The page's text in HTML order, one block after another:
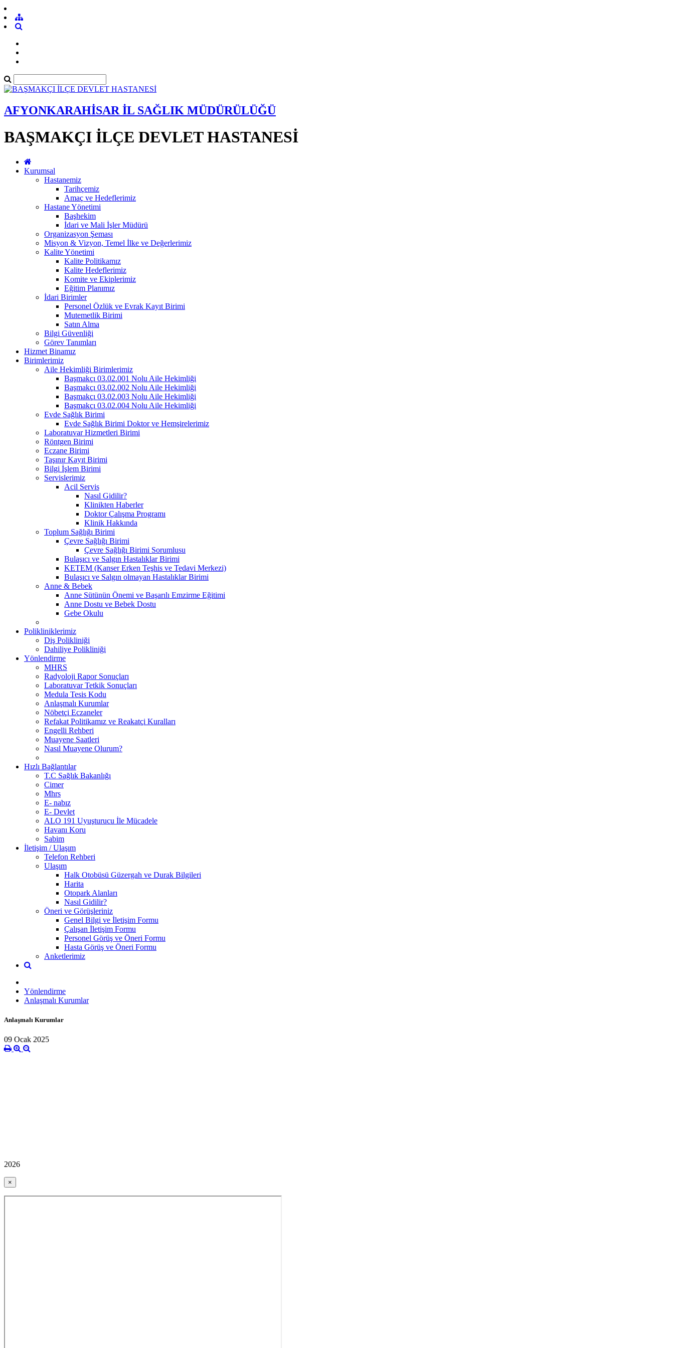
AFYONKARAHİSAR İL SAĞLIK MÜDÜRÜLÜĞÜ
BAŞMAKÇI İLÇE DEVLET HASTANESİ
Kurumsal
Hastanemiz
Tarihçemiz
Amaç ve Hedeflerimiz
Hastane Yönetimi
Başhekim
İdari ve Mali İşler Müdürü
Organizasyon Şeması
Misyon & Vizyon, Temel İlke ve Değerlerimiz
Kalite Yönetimi
Kalite Politikamız
Kalite Hedeflerimiz
Komite ve Ekiplerimiz
Eğitim Planımız
İdari Birimler
Personel Özlük ve Evrak Kayıt Birimi
Mutemetlik Birimi
Satın Alma
Bilgi Güvenliği
Görev Tanımları
Hizmet Binamız
Birimlerimiz
Aile Hekimliği Birimlerimiz
Başmakçı 03.02.001 Nolu Aile Hekimliği
Başmakçı 03.02.002 Nolu Aile Hekimliği
Başmakçı 03.02.003 Nolu Aile Hekimliği
Başmakçı 03.02.004 Nolu Aile Hekimliği
Evde Sağlık Birimi
Evde Sağlık Birimi Doktor ve Hemşirelerimiz
Laboratuvar Hizmetleri Birimi
Röntgen Birimi
Eczane Birimi
Taşınır Kayıt Birimi
Bilgi İşlem Birimi
Servislerimiz
Acil Servis
Nasıl Gidilir?
Klinikten Haberler
Doktor Çalışma Programı
Klinik Hakkında
Toplum Sağlığı Birimi
Çevre Sağlığı Birimi
Çevre Sağlığı Birimi Sorumlusu
Bulaşıcı ve Salgın Hastalıklar Birimi
KETEM (Kanser Erken Teşhis ve Tedavi Merkezi)
Bulaşıcı ve Salgın olmayan Hastalıklar Birimi
Anne & Bebek
Anne Sütünün Önemi ve Başarılı Emzirme Eğitimi
Anne Dostu ve Bebek Dostu
Gebe Okulu
Polikliniklerimiz
Diş Polikliniği
Dahiliye Polikliniği
Yönlendirme
MHRS
Radyoloji Rapor Sonuçları
Laboratuvar Tetkik Sonuçları
Medula Tesis Kodu
Anlaşmalı Kurumlar
Nöbetçi Eczaneler
Refakat Politikamız ve Reakatçi Kuralları
Engelli Rehberi
Muayene Saatleri
Nasıl Muayene Olurum?
Hızlı Bağlantılar
T.C Sağlık Bakanlığı
Cimer
Mhrs
E- nabız
E- Devlet
ALO 191 Uyuşturucu İle Mücadele
Havanı Koru
Sabim
İletişim / Ulaşım
Telefon Rehberi
Ulaşım
Halk Otobüsü Güzergah ve Durak Bilgileri
Harita
Otopark Alanları
Nasıl Gidilir?
Öneri ve Görüşleriniz
Genel Bilgi ve İletişim Formu
Çalışan İletişim Formu
Personel Görüş ve Öneri Formu
Hasta Görüş ve Öneri Formu
Anketlerimiz
Yönlendirme
Anlaşmalı Kurumlar
Anlaşmalı Kurumlar
09 Ocak 2025
2026
×